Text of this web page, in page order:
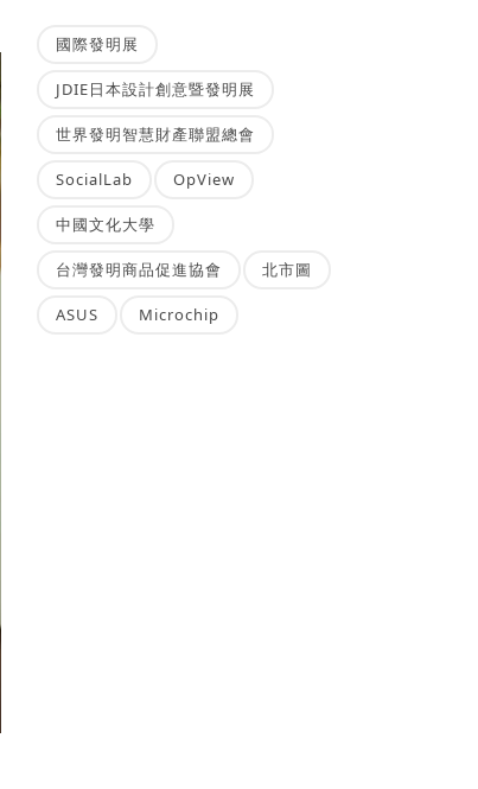
國際發明展
JDIE日本設計創意暨發明展
世界發明智慧財產聯盟總會
SocialLab OpView
中國文化大學
台灣發明商品促進協會 北市圖
ASUS Microchip